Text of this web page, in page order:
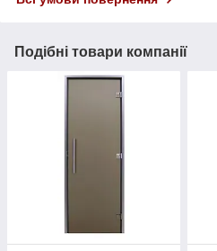
Подібні товари компанії